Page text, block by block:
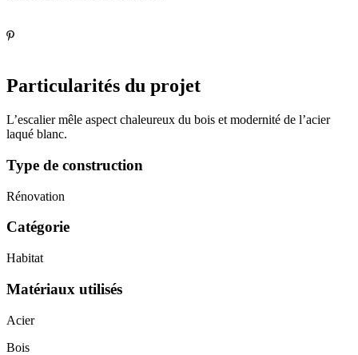
Particularités du projet
L’escalier mêle aspect chaleureux du bois et modernité de l’acier
laqué blanc.
Type de construction
Rénovation
Catégorie
Habitat
Matériaux utilisés
Acier
Bois